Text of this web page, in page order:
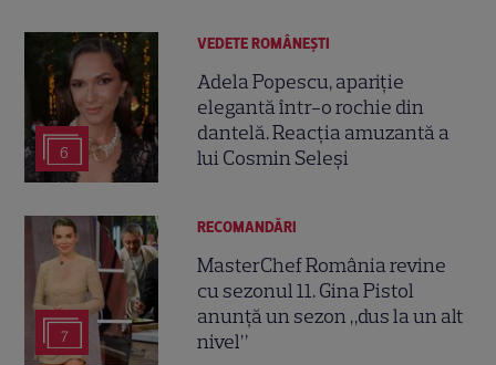
6
VEDETE ROMÂNEŞTI
Adela Popescu, apariție
elegantă într-o rochie din
dantelă. Reacția amuzantă a
lui Cosmin Seleși
7
RECOMANDĂRI
MasterChef România revine
cu sezonul 11. Gina Pistol
anunță un sezon „dus la un alt
nivel”